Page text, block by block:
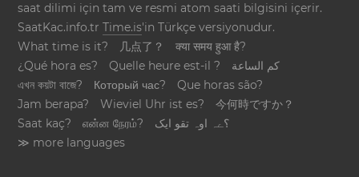
saat dilimi için tam ve resmi atom saati bilgisini içerir.
SaatKac.info.trTime.is'in Türkçe versiyonudur.
What time is it?
几点了？
क्या समय हुआ है?
¿Qué hora es?
Quelle heure est-il ?
كم الساعة
এখন কয়টা বাজে?
Который час?
Que horas são?
Jam berapa?
Wieviel Uhr ist es?
今何時ですか？
Saat kaç?
என்ன நேரம்?
؟ےہ اوہ تقو ایک
≫ more languages